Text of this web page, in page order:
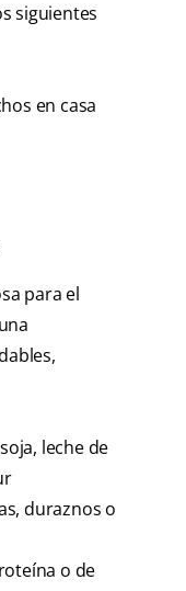
siguientes
en casa
para el
leche de
duraznos o
o de